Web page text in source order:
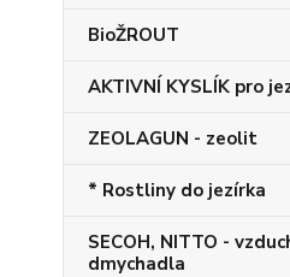
BioŽROUT
AKTIVNÍ KYSLÍK pro
ZEOLAGUN - zeolit
* Rostliny do jezírka
SECOH, NITTO -
dmychadla